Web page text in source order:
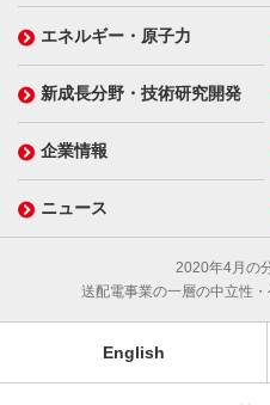
エネルギー・原子力
新成長分野・技術研究開発
企業情報
ニュース
2020年4月の
送配電事業の一層の中立性
English